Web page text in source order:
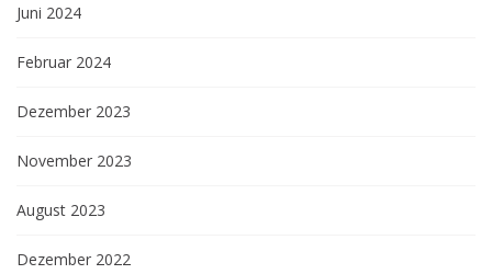
Juni 2024
Februar 2024
Dezember 2023
November 2023
August 2023
Dezember 2022